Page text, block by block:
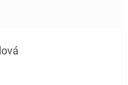
5 z 5 hvězdiček.